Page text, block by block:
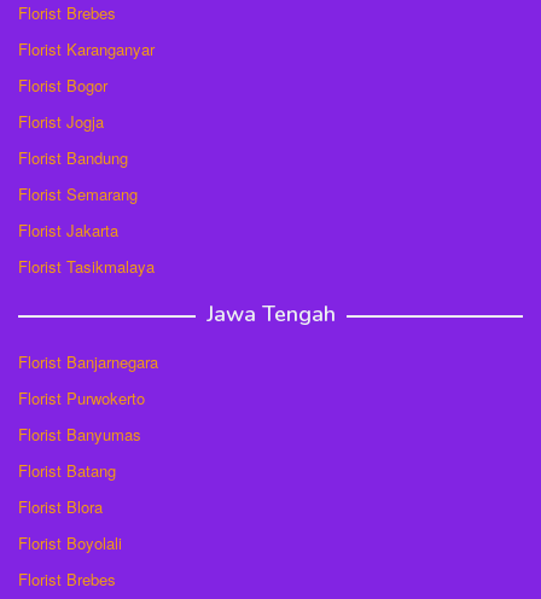
Florist Brebes
Florist Karanganyar
Florist Bogor
Florist Jogja
Florist Bandung
Florist Semarang
Florist Jakarta
Florist Tasikmalaya
Jawa Tengah
Florist Banjarnegara
Florist Purwokerto
Florist Banyumas
Florist Batang
Florist Blora
Florist Boyolali
Florist Brebes